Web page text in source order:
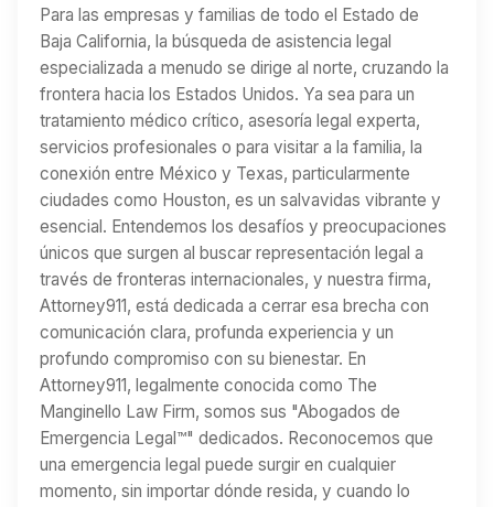
Para las empresas y familias de todo el Estado de
Baja California, la búsqueda de asistencia legal
especializada a menudo se dirige al norte, cruzando la
frontera hacia los Estados Unidos. Ya sea para un
tratamiento médico crítico, asesoría legal experta,
servicios profesionales o para visitar a la familia, la
conexión entre México y Texas, particularmente
ciudades como Houston, es un salvavidas vibrante y
esencial. Entendemos los desafíos y preocupaciones
únicos que surgen al buscar representación legal a
través de fronteras internacionales, y nuestra firma,
Attorney911, está dedicada a cerrar esa brecha con
comunicación clara, profunda experiencia y un
profundo compromiso con su bienestar. En
Attorney911, legalmente conocida como The
Manginello Law Firm, somos sus "Abogados de
Emergencia Legal™" dedicados. Reconocemos que
una emergencia legal puede surgir en cualquier
momento, sin importar dónde resida, y cuando lo